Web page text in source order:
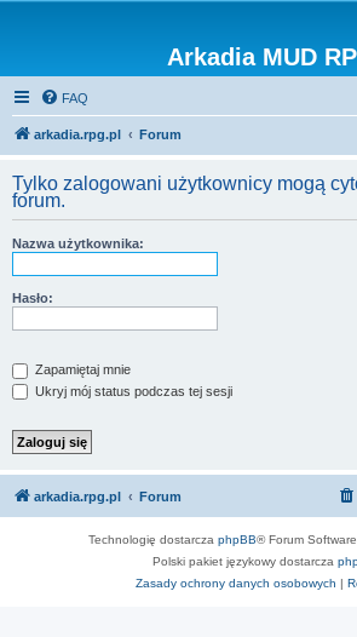
Arkadia MUD
FAQ
arkadia.rpg.pl Forum
Tylko zalogowani użytkownicy mogą
forum.
Nazwa użytkownika:
Hasło:
Zapamiętaj mnie
Ukryj mój status podczas tej sesji
arkadia.rpg.pl Forum
Technologię dostarcza phpBB® Forum
Polski pakiet językowy dostarcza
Zasady ochrony danych osobowych |